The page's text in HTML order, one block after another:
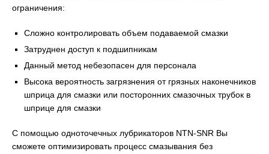
ограничения:
Сложно контролировать объем подаваемой смазки
Затруднен доступ к подшипникам
Данный метод небезопасен для персонала
Высока вероятность загрязнения от грязных наконечников
шприца для смазки или посторонних смазочных трубок в
шприце для смазки
С помощью одноточечных лубрикаторов NTN-SNR Вы
сможете оптимизировать процесс смазывания без